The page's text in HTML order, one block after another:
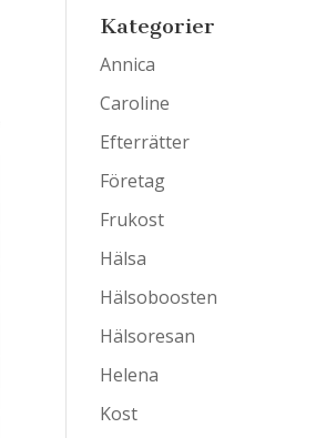
Kategorier
Annica
Caroline
Efterrätter
Företag
Frukost
Hälsa
Hälsoboosten
Hälsoresan
Helena
Kost